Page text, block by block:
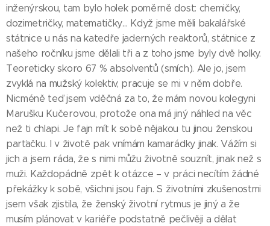
inženýrskou, tam bylo holek poměrně dost: chemičky,
dozimetričky, matematičky… Když jsme měli bakalářské
státnice u nás na katedře jaderných reaktorů, státnice z
našeho ročníku jsme dělali tři a z toho jsme byly dvě holky.
Teoreticky skoro 67 % absolventů (smích). Ale jo, jsem
zvyklá na mužský kolektiv, pracuje se mi v něm dobře.
Nicméně teď jsem vděčná za to, že mám novou kolegyni
Marušku Kučerovou, protože ona má jiný náhled na věc
než ti chlapi. Je fajn mít k sobě nějakou tu jinou ženskou
parťačku. I v životě pak vnímám kamarádky jinak. Vážím si
jich a jsem ráda, že s nimi můžu životně souznít, jinak než s
muži. Každopádně zpět k otázce – v práci necítím žádné
překážky k sobě, všichni jsou fajn. S životními zkušenostmi
jsem však zjistila, že ženský životní rytmus je jiný a že
musím plánovat v kariéře podstatně pečlivěji a dělat